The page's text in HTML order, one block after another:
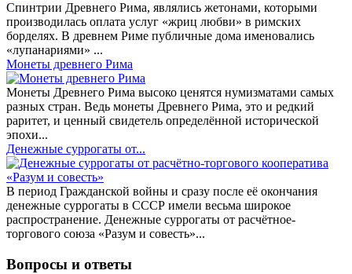
Спинтрии Древнего Рима, являлись жетонами, которыми
производилась оплата услуг «жриц любви» в римских
борделях. В древнем Риме публичные дома именовались
«лупанариями» ...
Монеты древнего Рима
Монеты Древнего Рима высоко ценятся нумизматами самых
разных стран. Ведь монеты Древнего Рима, это и редкий
раритет, и ценный свидетель определённой исторической
эпохи...
Денежные суррогаты от...
В период Гражданской войны и сразу после её окончания
денежные суррогаты в СССР имели весьма широкое
распространение. Денежные суррогаты от расчётное-
торгового союза «Разум и совесть»...
Вопросы и ответы